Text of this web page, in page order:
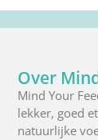
Over
Mind Your
lekker, goed
natuurlijke